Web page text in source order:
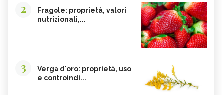
2
Fragole: proprietà, valori
nutrizionali,...
3
Verga d'oro: proprietà, uso
e controindi...